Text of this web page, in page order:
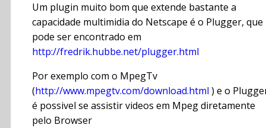
Um plugin muito bom que extende bastante a
capacidade multimidia do Netscape é o Plugger, que
pode ser encontrado em
http://fredrik.hubbe.net/plugger.html
Por exemplo com o MpegTv
(http://www.mpegtv.com/download.html ) e o
é possivel se assistir videos em Mpeg diretamente
pelo Browser